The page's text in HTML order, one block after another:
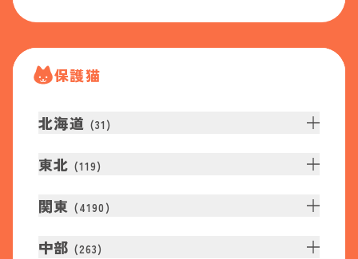
保護猫
北海道 (31 )
東北 (119)
関東 (4190 )
中部 (263)